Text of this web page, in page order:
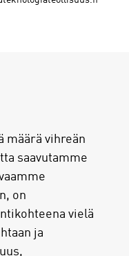
määrä vihreän
saavutamme
on
vielä
ja